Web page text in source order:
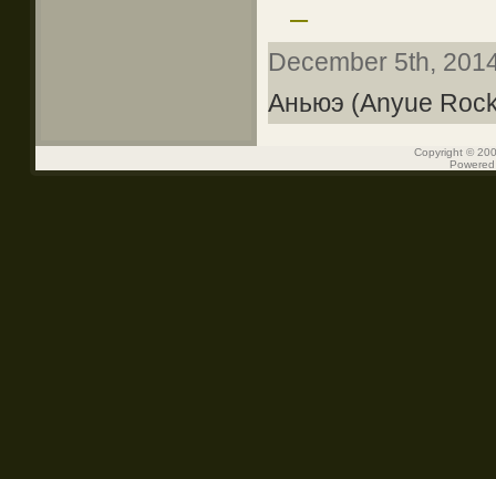
–
December 5th,
Аньюэ (Anyue
Copyright ©